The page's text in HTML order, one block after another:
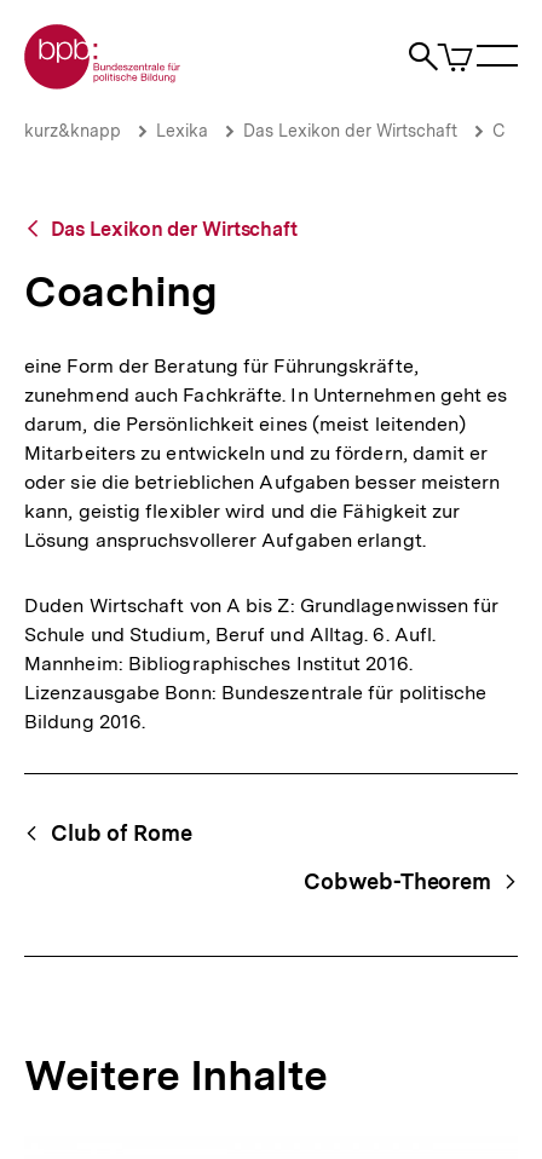
zum
Seiteninhalt
springen
Zur Startseite der bpb
Suche
Artikel
im
Coaching
Brotkrümelnavigation
Pfadnavigation
kurz&knapp Lexika Das Lexikon der Wirtschaft C
Zurück
Übersicht
Das Lexikon der Wirtschaft
Coaching
eine Form der Beratung für Führungskräfte,
zunehmend auch Fachkräfte. In Unternehmen geht es
darum, die Persönlichkeit eines (meist leitenden)
Mitarbeiters zu entwickeln und zu fördern, damit er
oder sie die betrieblichen Aufgaben besser meistern
kann, geistig flexibler wird und die Fähigkeit zur
Lösung anspruchsvollerer Aufgaben erlangt.
Duden Wirtschaft von A bis Z: Grundlagenwissen für
Schule und Studium, Beruf und Alltag. 6. Aufl.
Mannheim: Bibliographisches Institut 2016.
Lizenzausgabe Bonn: Bundeszentrale für politische
Bildung 2016.
Begriffsnavigation
Content-
Navigation
Club of Rome
Cobweb-Theorem
Weitere Inhalte